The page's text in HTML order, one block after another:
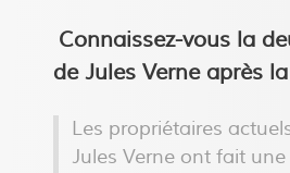
Connaissez-vous la
de Jules Verne après
Les propriétaires
Jules Verne ont fait